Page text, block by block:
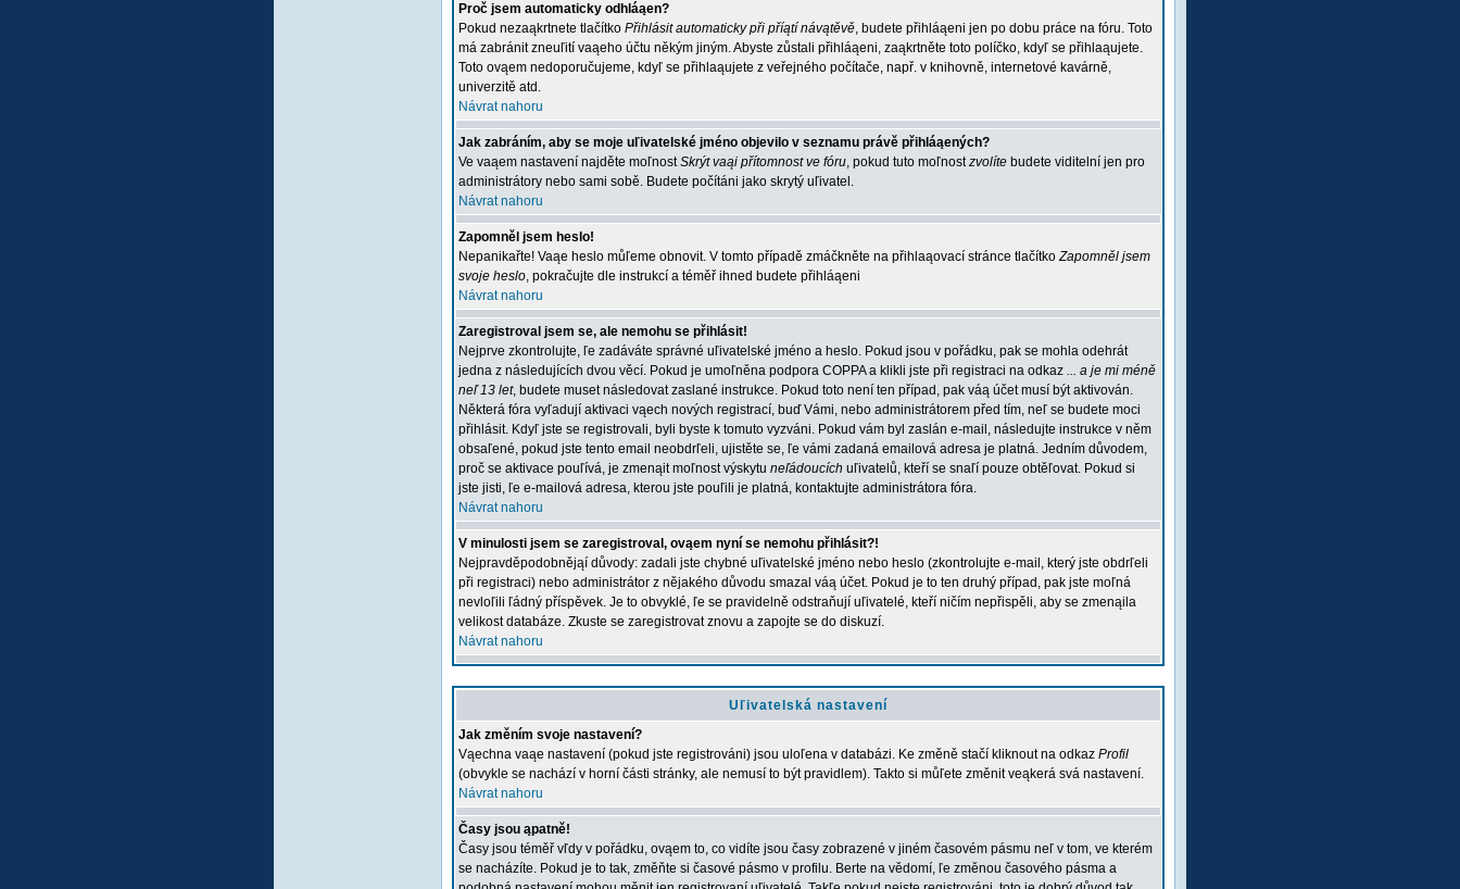
Proč jsem automaticky odhláąen?
Pokud nezaąkrtnete tlačítko Přihlásit automaticky při příątí návątěvě, budete přihláąeni jen po dobu práce na fóru. Toto
má zabránit zneuľití vaąeho účtu někým jiným. Abyste zůstali přihláąeni, zaąkrtněte toto políčko, kdyľ se přihlaąujete.
Toto ovąem nedoporučujeme, kdyľ se přihlaąujete z veřejného počítače, např. v knihovně, internetové kavárně,
univerzitě atd.
Návrat nahoru
Jak zabráním, aby se moje uľivatelské jméno objevilo v seznamu právě přihláąených?
Ve vaąem nastavení najděte moľnostSkrýt vaąi přítomnost ve fóru, pokud tuto moľnostzvolíte budete viditelní jen pro
administrátory nebo sami sobě. Budete počítáni jako skrytý uľivatel.
Návrat nahoru
Zapomněl jsem heslo!
Nepanikařte! Vaąe heslo můľeme obnovit. V tomto případě zmáčkněte na přihlaąovací stránce tlačítkoZapomněl jsem
svoje heslo, pokračujte dle instrukcí a téměř ihned budete přihláąeni
Návrat nahoru
Zaregistroval jsem se, ale nemohu se přihlásit!
Nejprve zkontrolujte, ľe zadáváte správné uľivatelské jméno a heslo. Pokud jsou v pořádku, pak se mohla odehrát
jedna z následujících dvou věcí. Pokud je umoľněna podpora COPPA a klikli jste při registraci na odkaz ... a je mi méně
neľ 13 let, budete muset následovat zaslané instrukce. Pokud toto není ten případ, pak váą účet musí být aktivován.
Některá fóra vyľadují aktivaci vąech nových registrací, buď Vámi, nebo administrátorem před tím, neľ se budete moci
přihlásit. Kdyľ jste se registrovali, byli byste k tomuto vyzváni. Pokud vám byl zaslán e-mail, následujte instrukce v něm
obsaľené, pokud jste tento email neobdrľeli, ujistěte se, ľe vámi zadaná emailová adresa je platná. Jedním důvodem,
proč se aktivace pouľívá, je zmenąit moľnost výskytu neľádoucích uľivatelů, kteří se snaľí pouze obtěľovat. Pokud si
jste jisti, ľe e-mailová adresa, kterou jste pouľili je platná, kontaktujte administrátora fóra.
Návrat nahoru
V minulosti jsem se zaregistroval, ovąem nyní se nemohu přihlásit?!
Nejpravděpodobnějąí důvody: zadali jste chybné uľivatelské jméno nebo heslo (zkontrolujte e-mail, který jste obdrľeli
při registraci) nebo administrátor z nějakého důvodu smazal váą účet. Pokud je to ten druhý případ, pak jste moľná
nevloľili ľádný příspěvek. Je to obvyklé, ľe se pravidelně odstraňují uľivatelé, kteří ničím nepřispěli, aby se zmenąila
velikost databáze. Zkuste se zaregistrovat znovu a zapojte se do diskuzí.
Návrat nahoru
Uľivatelská nastavení
Jak změním svoje nastavení?
Vąechna vaąe nastavení (pokud jste registrováni) jsou uloľena v databázi. Ke změně stačí kliknout na odkaz Profil
(obvykle se nachází v horní části stránky, ale nemusí to být pravidlem). Takto si můľete změnit veąkerá svá nastavení.
Návrat nahoru
Časy jsou ąpatně!
Časy jsou téměř vľdy v pořádku, ovąem to, co vidíte jsou časy zobrazené v jiném časovém pásmu neľ v tom, ve kterém
se nacházíte. Pokud je to tak, změňte si časové pásmo v profilu. Berte na vědomí, ľe změnou časového pásma a